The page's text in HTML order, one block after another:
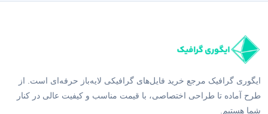
ایگوری گرافیک مرجع خرید فایل‌های گرافیکی لایه‌باز حرفه‌ای است. از
طرح آماده تا طراحی اختصاصی، با قیمت مناسب و کیفیت عالی در کنار
شما هستیم.